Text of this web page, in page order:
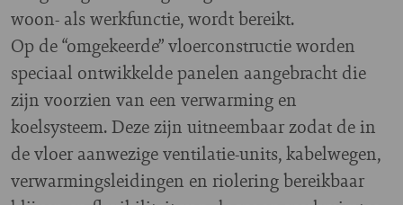
woon- als werkfunctie, wordt bereikt.
Op de “omgekeerde” vloerconstructie worden
speciaal ontwikkelde panelen aangebracht die
zijn voorzien van een verwarming en
koelsysteem. Deze zijn uitneembaar zodat de in
de vloer aanwezige ventilatie-units, kabelwegen,
verwarmingsleidingen en riolering bereikbaar